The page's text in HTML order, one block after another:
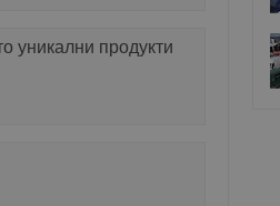
уникални продукти